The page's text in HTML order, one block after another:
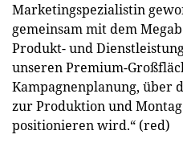
Marketingspezialistin
gemeinsam mit dem
Produkt- und
unseren Premium-
Kampagnenplanung, über
zur Produktion und
positionieren wird.“ (red)